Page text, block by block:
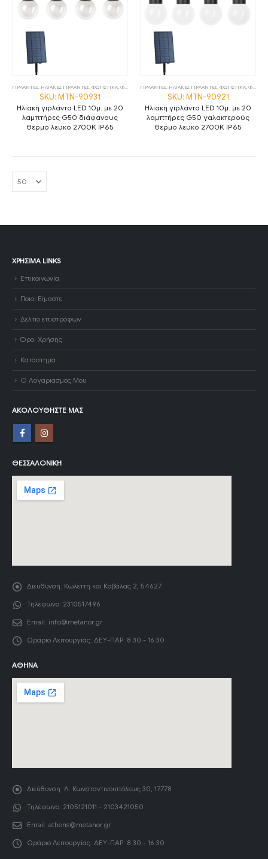
ΓΙΡΛΑΝΤΕΣ ΗΛΙΑΚΕΣ ΓΙΡΛΑΝΤΕΣ ΦΩΤΙΣΤΙΚΑ ΦΩΤΙΣΤΙΚΑ ΕΞΩΤΕΡΙΚΟΥ ΧΩΡΟΥ
SKU: MTN-90931
Ηλιακή γιρλάντα LED 10μ. με 20
λαμπτήρες G50 διάφανους
θερμό λευκό 2700K IP65
ΓΙΡΛΑΝΤΕΣ ΗΛΙΑΚΕΣ ΓΙΡΛΑΝΤΕΣ ΦΩΤΙΣΤΙΚΑ ΦΩΤΙΣΤΙΚΑ ΕΞΩΤΕΡΙΚΟΥ ΧΩΡΟΥ
SKU: MTN-90921
Ηλιακή γιρλάντα LED 10μ. με 20
λαμπτήρες G50 γαλακτερούς
θερμό λευκό 2700K IP65
ΧΡΉΣΙΜΑ LINKS
Επικοινωνία
Ποιοι Είμαστε
Δελτίο επιστροφών
Όροι Χρήσης
Κατάστημα
Ο Λογαριασμός Μου
ΑΚΟΛΟΥΘΉΣΤΕ ΜΑΣ
ΘΕΣΣΑΛΟΝΊΚΗ
Διεύθυνση: Κωλέττη και Καβάλας 2, 54627
Τηλέφωνο: 2310517496
Email: info@metanor.gr
Ωράριο Λειτουργίας: ΔΕΥ-ΠΑΡ: 8:30 - 16:30
ΑΘΉΝΑ
Διεύθυνση: Λ. Κωνσταντινουπόλεως 30, 17778
Τηλέφωνο: 2105121011 - 2103421050
Email: athens@metanor.gr
Ωράριο Λειτουργίας: ΔΕΥ-ΠΑΡ: 8:30 - 16:30